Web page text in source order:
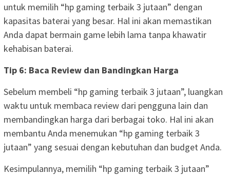
untuk memilih “hp gaming terbaik 3 jutaan” dengan
kapasitas baterai yang besar. Hal ini akan memastikan
Anda dapat bermain game lebih lama tanpa khawatir
kehabisan baterai.
Tip 6: Baca Review dan Bandingkan Harga
Sebelum membeli “hp gaming terbaik 3 jutaan”, luangkan
waktu untuk membaca review dari pengguna lain dan
membandingkan harga dari berbagai toko. Hal ini akan
membantu Anda menemukan “hp gaming terbaik 3
jutaan” yang sesuai dengan kebutuhan dan budget Anda.
Kesimpulannya, memilih “hp gaming terbaik 3 jutaan”